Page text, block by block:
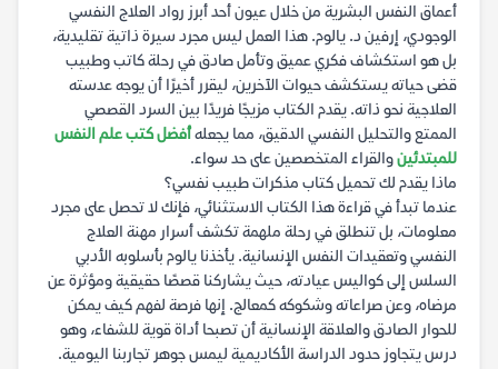
أعماق النفس البشرية من خلال عيون أحد أبرز رواد العلاج النفسي
الوجودي، إرفين د. يالوم. هذا العمل ليس مجرد سيرة ذاتية تقليدية،
بل هو استكشاف فكري عميق وتأمل صادق في رحلة كاتب وطبيب
قضى حياته يستكشف حيوات الآخرين، ليقرر أخيرًا أن يوجه عدسته
العلاجية نحو ذاته. يقدم الكتاب مزيجًا فريدًا بين السرد القصصي
الممتع والتحليل النفسي الدقيق، مما يجعلهأفضل كتب علم النفس
للمبتدئينوالقراء المتخصصين على حد سواء.
ماذا يقدم لك تحميل كتاب مذكرات طبيب نفسي؟
عندما تبدأ في قراءة هذا الكتاب الاستثنائي، فإنك لا تحصل على مجرد
معلومات، بل تنطلق في رحلة ملهمة تكشف أسرار مهنة العلاج
النفسي وتعقيدات النفس الإنسانية. يأخذنا يالوم بأسلوبه الأدبي
السلس إلى كواليس عيادته، حيث يشاركنا قصصًا حقيقية ومؤثرة عن
مرضاه، وعن صراعاته وشكوكه كمعالج. إنها فرصة لفهم كيف يمكن
للحوار الصادق والعلاقة الإنسانية أن تصبحا أداة قوية للشفاء، وهو
درس يتجاوز حدود الدراسة الأكاديمية ليمس جوهر تجاربنا اليومية.